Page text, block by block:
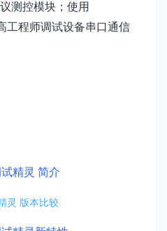
测控模块；使用
工程师调试设备串口通信
精灵 简介
灵 版本比较